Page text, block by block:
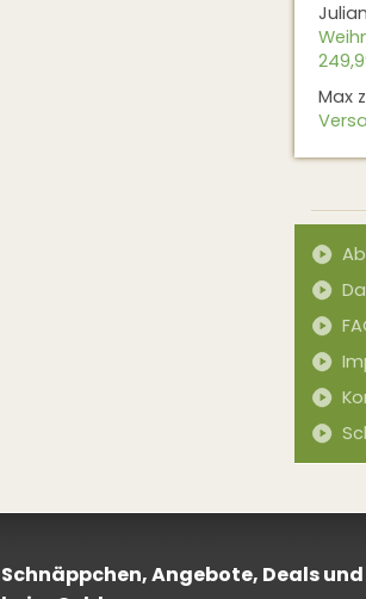
Julian
Max
Schnäppchen, Angebote, Deals